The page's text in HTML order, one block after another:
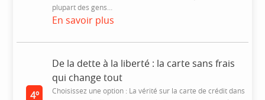
plupart des gens…
En savoir plus
4º
De la dette à la liberté : la carte sans frais
qui change tout
Choisissez une option : La vérité sur la carte de crédit dans